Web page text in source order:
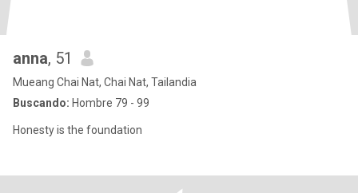
anna, 51
Mueang Chai Nat, Chai Nat, Tailandia
Buscando: Hombre 79 - 99
Honesty is the foundation